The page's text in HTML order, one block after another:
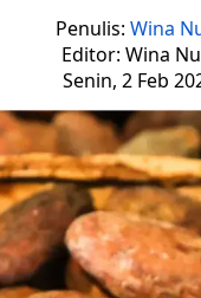
Penulis: Wina
Editor: Wina
Senin, 2 Feb